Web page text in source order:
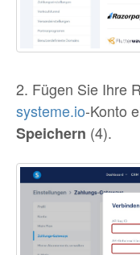
2. Fügen Sie Ihre
systeme.io-Konto
Speichern (4).